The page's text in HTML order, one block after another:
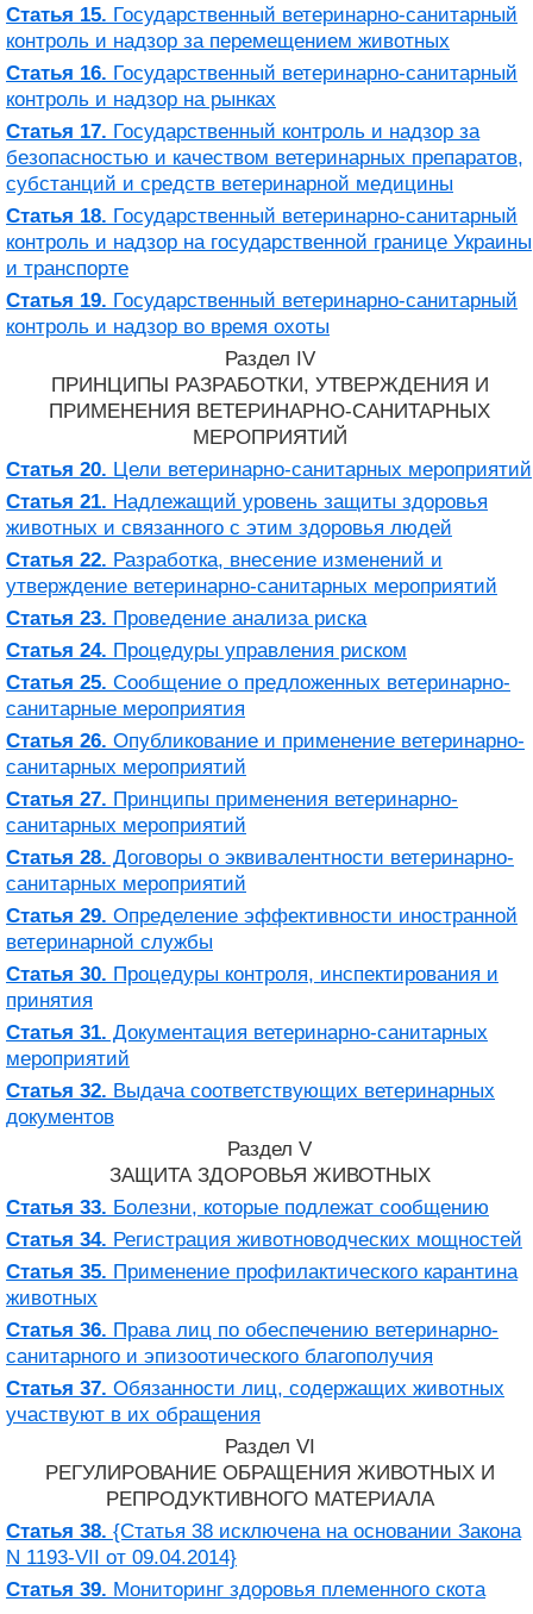
Статья 15. Государственный ветеринарно-санитарный
контроль и надзор за перемещением животных
Статья 16. Государственный ветеринарно-санитарный
контроль и надзор на рынках
Статья 17. Государственный контроль и надзор за
безопасностью и качеством ветеринарных препаратов,
субстанций и средств ветеринарной медицины
Статья 18. Государственный ветеринарно-санитарный
контроль и надзор на государственной границе Украины
и транспорте
Статья 19. Государственный ветеринарно-санитарный
контроль и надзор во время охоты
Раздел IV
ПРИНЦИПЫ РАЗРАБОТКИ, УТВЕРЖДЕНИЯ И
ПРИМЕНЕНИЯ ВЕТЕРИНАРНО-САНИТАРНЫХ
МЕРОПРИЯТИЙ
Статья 20. Цели ветеринарно-санитарных мероприятий
Статья 21. Надлежащий уровень защиты здоровья
животных и связанного с этим здоровья людей
Статья 22. Разработка, внесение изменений и
утверждение ветеринарно-санитарных мероприятий
Статья 23. Проведение анализа риска
Статья 24. Процедуры управления риском
Статья 25. Сообщение о предложенных ветеринарно-
санитарные мероприятия
Статья 26. Опубликование и применение ветеринарно-
санитарных мероприятий
Статья 27. Принципы применения ветеринарно-
санитарных мероприятий
Статья 28. Договоры о эквивалентности ветеринарно-
санитарных мероприятий
Статья 29. Определение эффективности иностранной
ветеринарной службы
Статья 30. Процедуры контроля, инспектирования и
принятия
Статья 31. Документация ветеринарно-санитарных
мероприятий
Статья 32. Выдача соответствующих ветеринарных
документов
Раздел V
ЗАЩИТА ЗДОРОВЬЯ ЖИВОТНЫХ
Статья 33. Болезни, которые подлежат сообщению
Статья 34. Регистрация животноводческих мощностей
Статья 35. Применение профилактического карантина
животных
Статья 36. Права лиц по обеспечению ветеринарно-
санитарного и эпизоотического благополучия
Статья 37. Обязанности лиц, содержащих животных
участвуют в их обращения
Раздел VI
РЕГУЛИРОВАНИЕ ОБРАЩЕНИЯ ЖИВОТНЫХ И
РЕПРОДУКТИВНОГО МАТЕРИАЛА
Статья 38. {Статья 38 исключена на основании Закона
N 1193-VII от 09.04.2014}
Статья 39. Мониторинг здоровья племенного скота